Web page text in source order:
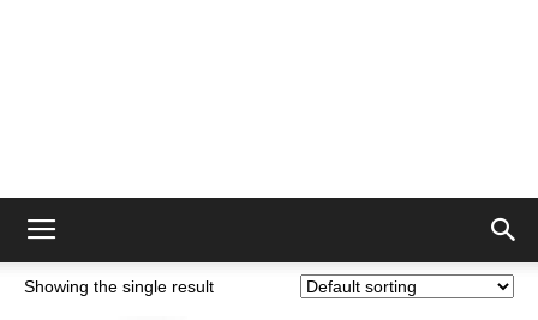
Showing the single result